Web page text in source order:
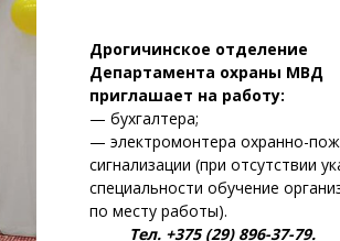
Дрогичинское отделение
Департамента охраны МВД
приглашает на работу:
— бухгалтера;
— электромонтера охранно-
сигнализации (при отсутствии
специальности обучение
по месту работы).
Тел. +375 (29) 896-37-79.